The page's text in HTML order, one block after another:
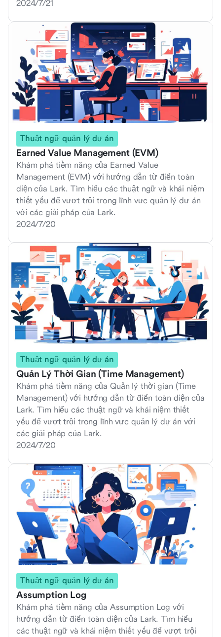
2024/7/21
Thuật ngữ quản lý dự án
Earned Value Management (EVM)
Khám phá tiềm năng của Earned Value
Management (EVM) với hướng dẫn từ điển toàn
diện của Lark. Tìm hiểu các thuật ngữ và khái niệm
thiết yếu để vượt trội trong lĩnh vực quản lý dự án
với các giải pháp của Lark.
2024/7/20
Thuật ngữ quản lý dự án
Quản Lý Thời Gian (Time Management)
Khám phá tiềm năng của Quản lý thời gian (Time
Management) với hướng dẫn từ điển toàn diện của
Lark. Tìm hiểu các thuật ngữ và khái niệm thiết
yếu để vượt trội trong lĩnh vực quản lý dự án với
các giải pháp của Lark.
2024/7/20
Thuật ngữ quản lý dự án
Assumption Log
Khám phá tiềm năng của Assumption Log với
hướng dẫn từ điển toàn diện của Lark. Tìm hiểu
các thuật ngữ và khái niệm thiết yếu để vượt trội